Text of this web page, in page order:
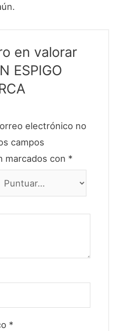
en valorar
ESPIGO
electrónico no
campos
marcados con *
*